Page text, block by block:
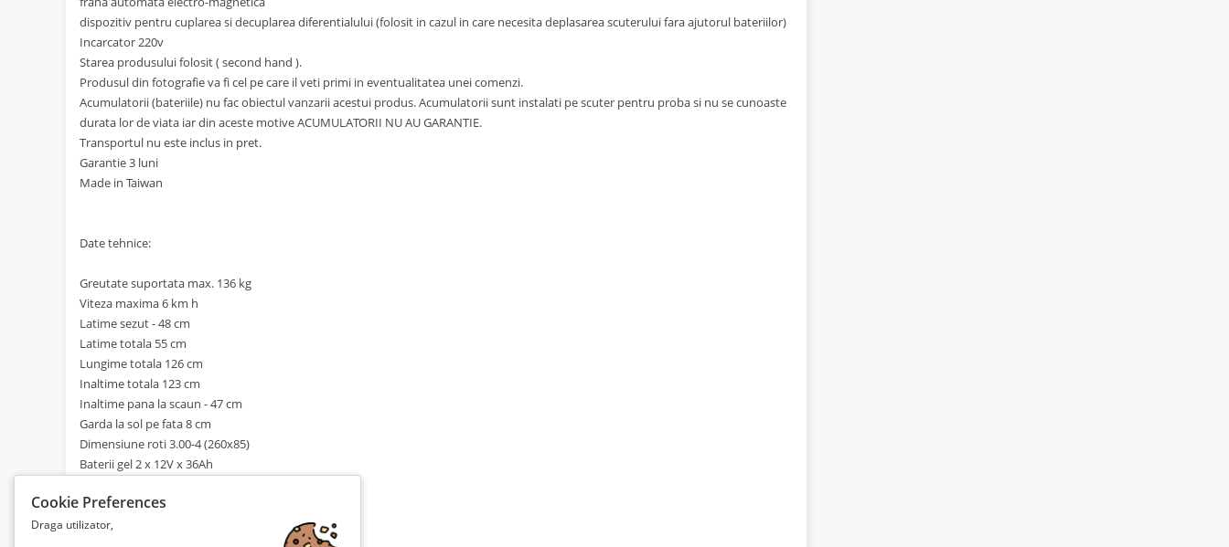
dispozitiv pentru cuplarea si decuplarea diferentialului (folosit in cazul in care necesita deplasarea scuterului fara ajutorul bateriilor)
Incarcator 220v
Starea produsului folosit ( second hand ).
Produsul din fotografie va fi cel pe care il veti primi in eventualitatea unei comenzi.
Acumulatorii (bateriile) nu fac obiectul vanzarii acestui produs. Acumulatorii sunt instalati pe scuter pentru proba si nu se cunoaste
durata lor de viata iar din aceste motive ACUMULATORII NU AU GARANTIE.
Transportul nu este inclus in pret.
Garantie 3 luni
Made in Taiwan
Date tehnice:
Greutate suportata max. 136 kg
Viteza maxima 6 km h
Latime sezut - 48 cm
Latime totala 55 cm
Lungime totala 126 cm
Inaltime totala 123 cm
Inaltime pana la scaun - 47 cm
Garda la sol pe fata 8 cm
Dimensiune roti 3.00-4 (260x85)
Baterii gel 2 x 12V x 36Ah
Cookie Preferences
Draga utilizator,